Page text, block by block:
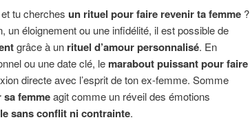
tu cherches un rituel pour faire revenir ta femme ?
un éloignement ou une infidélité, il est possible de
grâce à un rituel d’amour personnalisé. En
ou une date clé, le marabout puissant pour faire
directe avec l’esprit de ton ex-femme. Somme
femmeagit comme un réveil des émotions
sans conflit ni contrainte.